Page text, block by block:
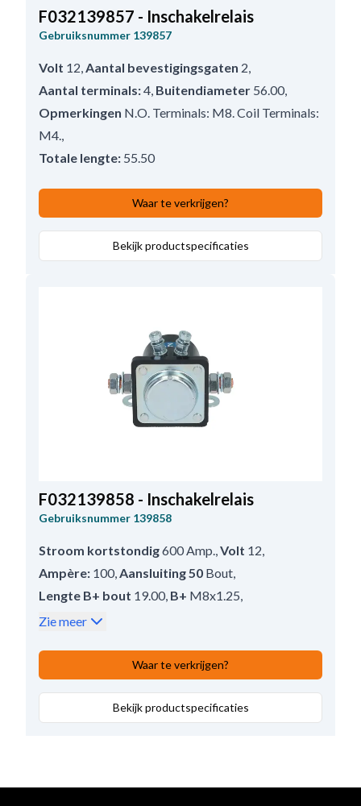
F032139857 - Inschakelrelais
Gebruiksnummer 139857
Volt 12,Aantal bevestigingsgaten 2,
Aantal terminals:4, Buitendiameter 56.00,
Opmerkingen N.O. Terminals: M8. Coil Terminals:
M4.,
Totale lengte: 55.50
Waar te verkrijgen?
Bekijk productspecificaties
F032139858 - Inschakelrelais
Gebruiksnummer 139858
Stroom kortstondig600 Amp. Volt 12
Ampère: 100, Aansluiting 50 Bout
Lengte B+ bout 19.00, B+ M8x1.25
Buitendiameter
Aantal terminals:4,Terminal 50/mm
OpmerkingenDubbel geïsoleerd (massa vrij).
Zie meer
Waar te verkrijgen?
Bekijk productspecificaties